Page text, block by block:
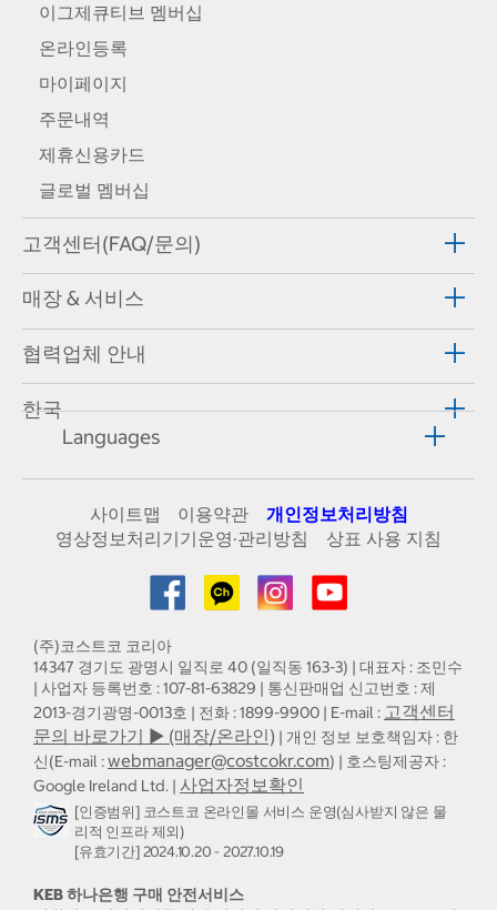
이그제큐티브 멤버십
온라인등록
마이페이지
주문내역
제휴신용카드
글로벌 멤버십
고객센터(FAQ/문의)
매장 & 서비스
협력업체 안내
한국
Languages
사이트맵 이용약관
개인정보처리방침
영상정보처리기기운영·관리방침
상표 사용 지침
(주)코스트코 코리아
14347 경기도 광명시 일직로 40 (일직동 163-3) | 대표자 : 조민수
| 사업자 등록번호 : 107-81-63829 | 통신판매업 신고번호 : 제
2013-경기광명-0013호 | 전화 : 1899-9900 | E-mail : 고객센터
문의 바로가기 ▶ (매장/온라인) | 개인 정보 보호책임자 : 한
신(E-mail :webmanager@costcokr.com) | 호스팅제공자 :
Google Ireland Ltd. | 사업자정보확인
[인증범위] 코스트코 온라인몰 서비스 운영(심사받지 않은 물
리적 인프라 제외)
[유효기간] 2024.10.20 - 2027.10.19
KEB 하나은행 구매 안전서비스